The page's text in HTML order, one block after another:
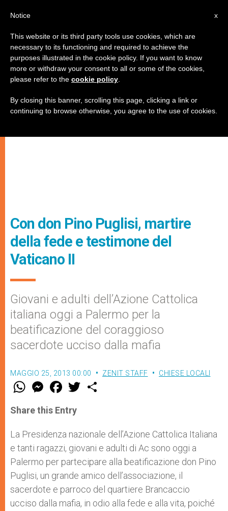
Con don Pino Puglisi, martire
della fede e testimone del
Vaticano II
Giovani e adulti dell’Azione Cattolica
italiana oggi a Palermo per la
beatificazione del coraggioso
sacerdote ucciso dalla mafia
MAGGIO 25, 2013 00:00 ZENIT STAFF CHIESE LOCALI
W
t
s
p
p
M
e
s
e
g
e
r
F
a
e
b
o
k
w
r
Share this Entry
La Presidenza nazionale dell’Azione Cattolica Italiana
e tanti ragazzi, giovani e adulti di Ac sono oggi a
Palermo per partecipare alla beatificazione don Pino
Puglisi, un grande amico dell’associazione, il
sacerdote e parroco del quartiere Brancaccio
ucciso dalla mafia, in odio alla fede e alla vita, poiché
x
Notice
This website or its third party tools use cookies, which are
necessary to its functioning and required to achieve the
purposes illustrated in the cookie policy. If you want to know
more or withdraw your consent to all or some of the cookies,
please refer to the cookie policy
By closing this banner, scrolling this page, clicking a link or
continuing to browse otherwise, you agree to the use of cookies.